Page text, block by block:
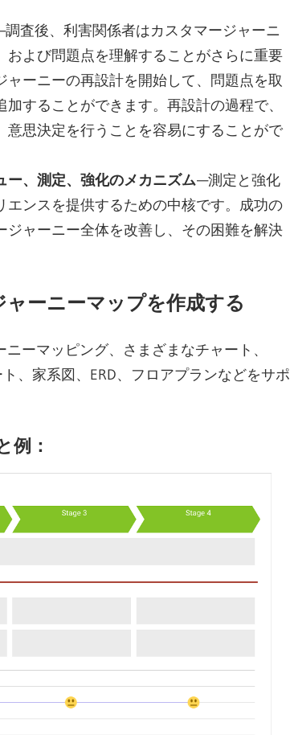
査後、利害関係者はカスタマージャーニ
よび問題点を理解することがさらに重要
ーニーの再設計を開始して、問題点を取
することができます。再設計の過程で、
思決定を行うことを容​​易にすることがで
ー、測定、強化のメカニズム—測定と強化
ンスを提供するための中核です。成功の
ャーニー全体を改善し、その困難を解決
ーニーマップを作成する
ーマッピング、さまざまなチャート、
、家系図、ERD、フロアプランなどをサポ
例：